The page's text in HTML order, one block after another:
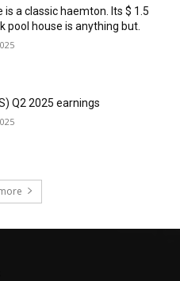
is a classic haemton. Its $ 1.5
pool house is anything but.
Q2 2025 earnings